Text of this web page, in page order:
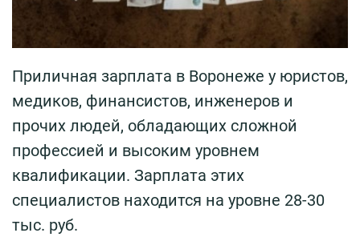
Приличная зарплата в Воронеже у юристов,
медиков, финансистов, инженеров и
прочих людей, обладающих сложной
профессией и высоким уровнем
квалификации. Зарплата этих
специалистов находится на уровне 28-30
тыс. руб.